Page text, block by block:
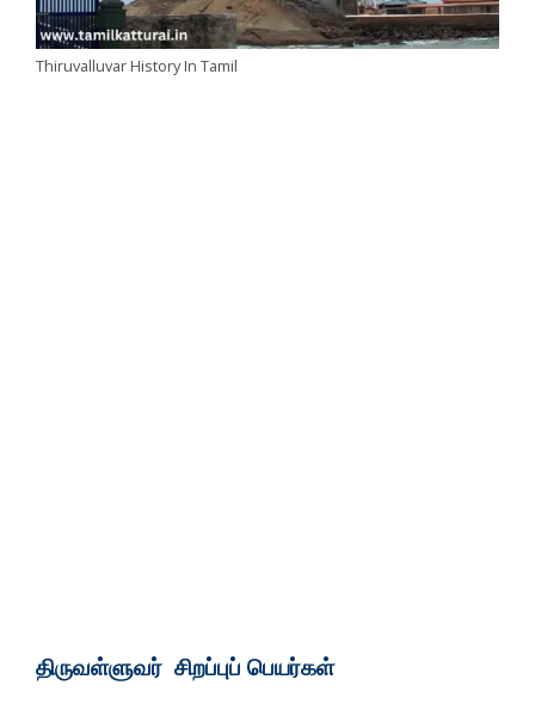
Thiruvalluvar History In Tamil
திருவள்ளுவர் சிறப்புப் பெயர்கள்